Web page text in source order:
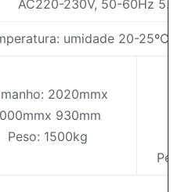
AC220-230V, 50-60Hz
umidade 20-25ºC:
2020mmx
930mm
Peso: 1500kg